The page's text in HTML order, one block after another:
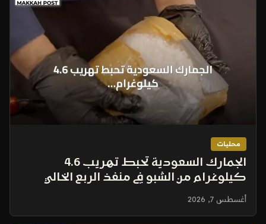
محليات
الجمارك السعودية تحبط تهريب 4.6
كيلوغرام من الشبو في منفذ الربع الخالي
أغسطس 7, 2026